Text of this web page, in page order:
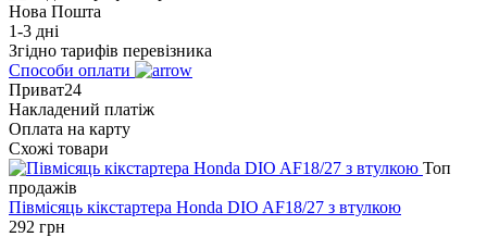
Нова Пошта
1-3 дні
Згідно тарифів перевізника
Способи оплати
Приват24
Накладений платіж
Оплата на карту
Схожі товари
Топ
продажів
Півмісяць кікстартера Honda DIO AF18/27 з втулкою
292 грн